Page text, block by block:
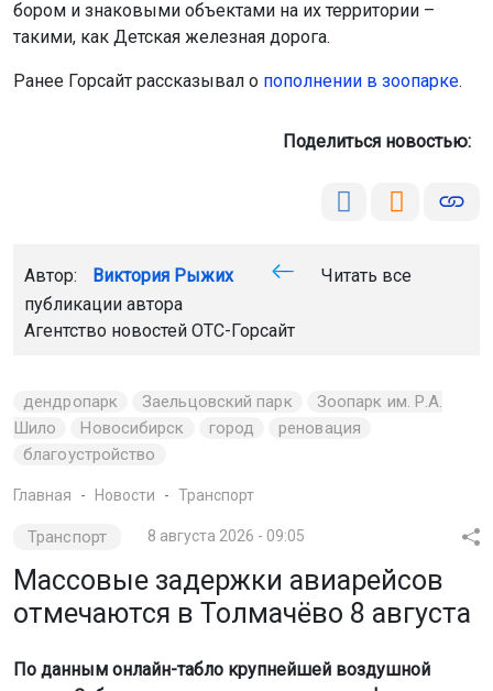
бором и знаковыми объектами на их территории –
такими, как Детская железная дорога.
Ранее Горсайт рассказывал о пополнении в зоопарке.
Поделиться новостью:
Автор: Виктория Рыжих
Читать все
публикации автора
Агентство новостей ОТС-Горсайт
дендропарк Заельцовский парк
Зоопарк им. Р.А.
Шило
Новосибирск город
реновация
благоустройство
Главная Новости Транспорт
Транспорт 8 августа 2026 - 09:05
Массовые задержки авиарейсов
отмечаются в Толмачёво 8 августа
По данным онлайн-табло крупнейшей воздушной